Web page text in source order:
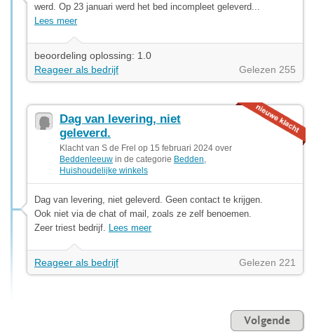
werd. Op 23 januari werd het bed incompleet geleverd...
Lees meer
beoordeling oplossing: 1.0
Reageer als bedrijf
Gelezen 255
Dag van levering, niet
geleverd.
Klacht van S de Frel op 15 februari 2024 over
Beddenleeuw in de categorie Bedden
Huishoudelijke winkels
Dag van levering, niet geleverd. Geen contact te krijgen.
Ook niet via de chat of mail, zoals ze zelf benoemen.
Zeer triest bedrijf. Lees meer
Reageer als bedrijf Gelezen 221
Volgende